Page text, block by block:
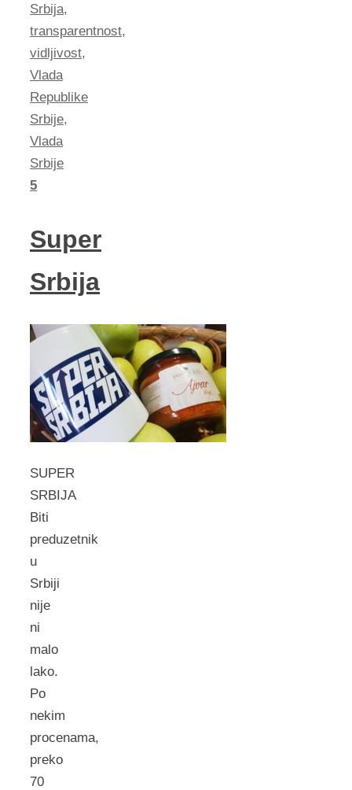
Srbija,
transparentnost,
vidljivost,
Vlada
Republike
Srbije,
Vlada
Srbije
5
Super
Srbija
SUPER
SRBIJA
Biti
preduzetnik
u
Srbiji
nije
ni
malo
lako.
Po
nekim
procenama,
preko
70